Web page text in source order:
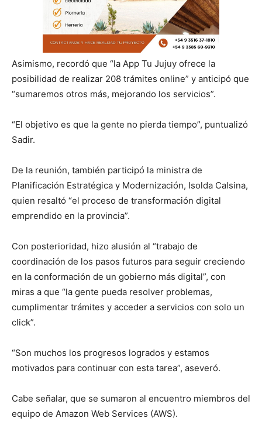
Asimismo, recordó que “la App Tu Jujuy ofrece la
posibilidad de realizar 208 trámites online” y anticipó que
“sumaremos otros más, mejorando los servicios”.
“El objetivo es que la gente no pierda tiempo”, puntualizó
Sadir.
De la reunión, también participó la ministra de
Planificación Estratégica y Modernización, Isolda Calsina,
quien resaltó “el proceso de transformación digital
emprendido en la provincia”.
Con posterioridad, hizo alusión al “trabajo de
coordinación de los pasos futuros para seguir creciendo
en la conformación de un gobierno más digital”, con
miras a que “la gente pueda resolver problemas,
cumplimentar trámites y acceder a servicios con solo un
click”.
“Son muchos los progresos logrados y estamos
motivados para continuar con esta tarea”, aseveró.
Cabe señalar, que se sumaron al encuentro miembros del
equipo de Amazon Web Services (AWS).